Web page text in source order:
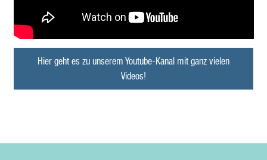
Hier geht es zu unserem Youtube-Kanal mit ganz vielen
Videos!